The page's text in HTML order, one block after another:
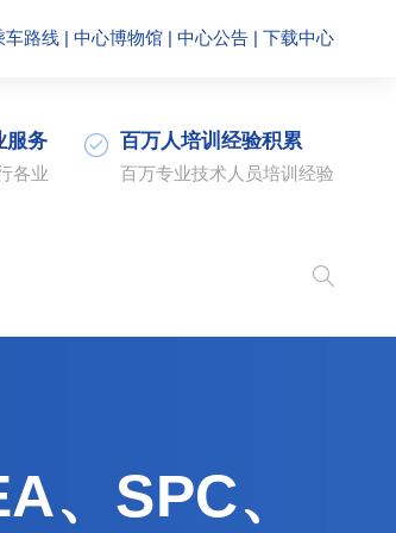
车路线 | 中心博物馆 | 中心公告 | 下载中心
服务
各业
百万人培训经验积累
百万专业技术人员培训经验
、SPC、